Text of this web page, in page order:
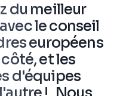
du meilleur
le conseil
européens
et les
d'équipes